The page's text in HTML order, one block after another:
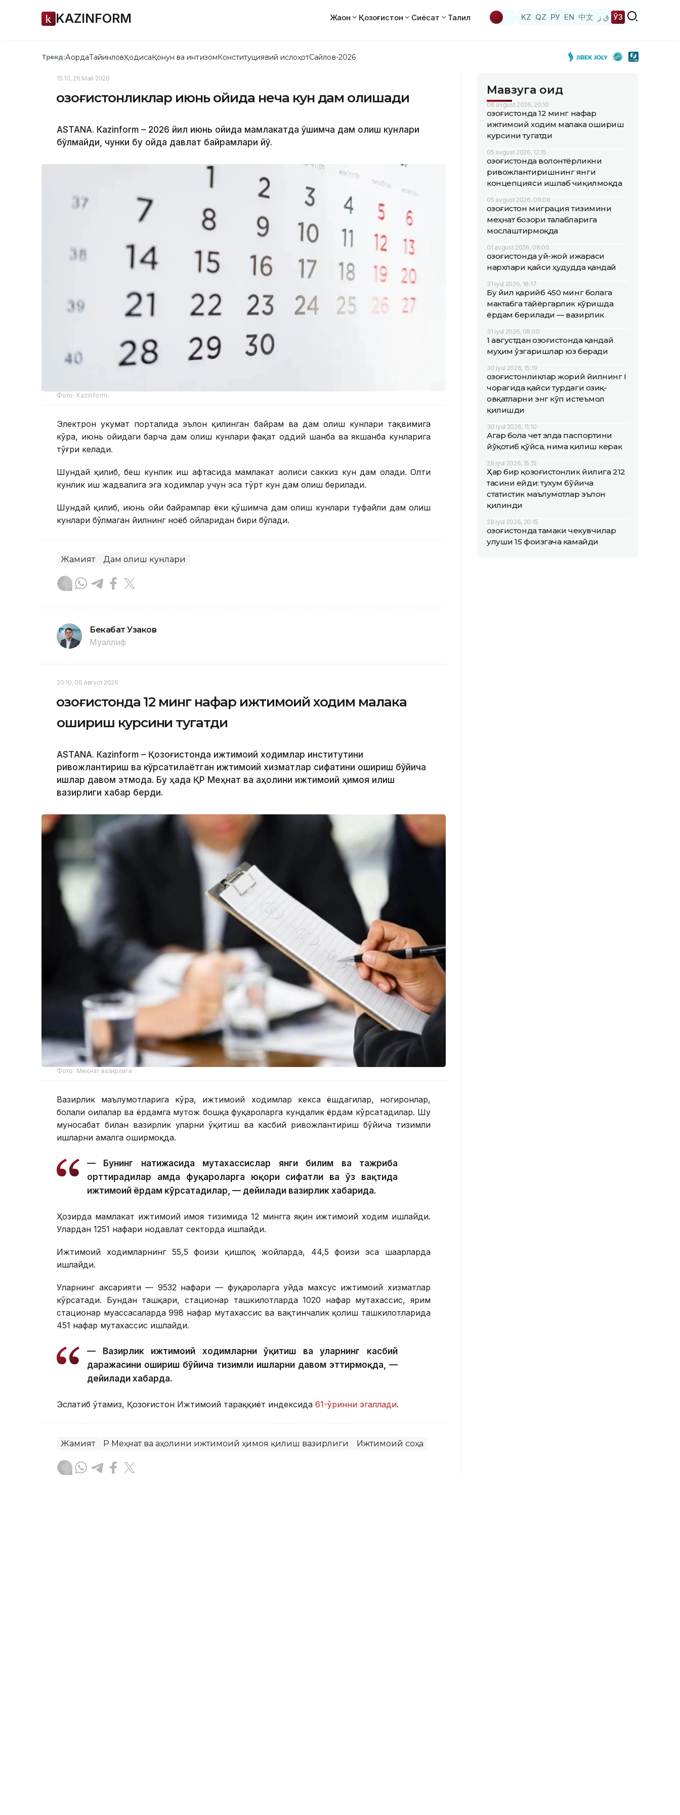
KAZINFORM Жаҳон Қозоғистон Сиёсат Таҳлил KZ QZ РУ EN 中文 ق ز ЎЗ
Тренд:АқордаТайинловҲодисаҚонун ва интизомКонституциявий ислоҳотСайлов-2026
15:10, 26 Май 2026
Қозоғистонликлар июнь ойида неча кун дам олишади
ASTANА. Кazinform – 2026 йил июнь ойида мамлакатда қўшимча дам олиш кунлари
бўлмайди, чунки бу ойда давлат байрамлари йўқ.
Фото: Kazinform
Электрон ҳукумат порталида эълон қилинган байрам ва дам олиш кунлари тақвимига
кўра, июнь ойидаги барча дам олиш кунлари фақат оддий шанба ва якшанба кунларига
тўғри келади.
Шундай қилиб, беш кунлик иш ҳафтасида мамлакат аҳолиси саккиз кун дам олади. Олти
кунлик иш жадвалига эга ходимлар учун эса тўрт кун дам олиш берилади.
Шундай қилиб, июнь ойи байрамлар ёки қўшимча дам олиш кунлари туфайли дам олиш
кунлари бўлмаган йилнинг ноёб ойларидан бири бўлади.
Жамият Дам олиш кунлари
Бекабат Узаков
Муаллиф
20:10, 06 Август 2026
Қозоғистонда 12 минг нафар ижтимоий ходим малака
ошириш курсини тугатди
ASTANА. Кazinform – Қозоғистонда ижтимоий ходимлар институтини
ривожлантириш ва кўрсатилаётган ижтимоий хизматлар сифатини ошириш бўйича
ишлар давом этмоқда. Бу ҳақда ҚР Меҳнат ва аҳолини ижтимоий ҳимоя қилиш
вазирлиги хабар берди.
Фото: Меҳнат вазирлиги
Вазирлик маълумотларига кўра, ижтимоий ходимлар кекса ёшдагилар, ногиронлар,
болали оилалар ва ёрдамга муҳтож бошқа фуқароларга кундалик ёрдам кўрсатадилар. Шу
муносабат билан вазирлик уларни ўқитиш ва касбий ривожлантириш бўйича тизимли
ишларни амалга оширмоқда.
— Бунинг натижасида мутахассислар янги билим ва тажриба
орттирадилар ҳамда фуқароларга юқори сифатли ва ўз вақтида
ижтимоий ёрдам кўрсатадилар, — дейилади вазирлик хабарида.
Ҳозирда мамлакат ижтимоий ҳимоя тизимида 12 мингга яқин ижтимоий ходим ишлайди.
Улардан 1251 нафари нодавлат секторда ишлайди.
Ижтимоий ходимларнинг 55,5 фоизи қишлоқ жойларда, 44,5 фоизи эса шаҳарларда
ишлайди.
Уларнинг аксарияти — 9532 нафари — фуқароларга уйда махсус ижтимоий хизматлар
кўрсатади. Бундан ташқари, стационар ташкилотларда 1020 нафар мутахассис, ярим
стационар муассасаларда 998 нафар мутахассис ва вақтинчалик қолиш ташкилотларида
451 нафар мутахассис ишлайди.
— Вазирлик ижтимоий ходимларни ўқитиш ва уларнинг касбий
даражасини ошириш бўйича тизимли ишларни давом эттирмоқда, —
дейилади хабарда.
Эслатиб ўтамиз, Қозоғистон Ижтимоий тараққиёт индексида 61-ўринни эгаллади.
Жамият ҚР Меҳнат ва аҳолини ижтимоий ҳимоя қилиш вазирлиги Ижтимоий соҳа
Мавзуга оид
06 avgust 2026, 20:10
Қозоғистонда 12 минг нафар
ижтимоий ходим малака ошириш
курсини тугатди
05 avgust 2026, 12:15
Қозоғистонда волонтёрликни
ривожлантиришнинг янги
концепцияси ишлаб чиқилмоқда
05 avgust 2026, 09:08
Қозоғистон миграция тизимини
меҳнат бозори талабларига
мослаштирмоқда
01 avgust 2026, 08:00
Қозоғистонда уй-жой ижараси
нархлари қайси ҳудудда қандай
31 iyul 2026, 18:17
Бу йил қарийб 450 минг болага
мактабга тайёргарлик кўришда
ёрдам берилади — вазирлик
31 iyul 2026, 08:00
1 августдан Қозоғистонда қандай
муҳим ўзгаришлар юз беради
30 iyul 2026, 15:19
Қозоғистонликлар жорий йилнинг I
чорагида қайси турдаги озиқ-
овқатларни энг кўп истеъмол
қилишди
30 iyul 2026, 11:10
Агар бола чет элда паспортини
йўқотиб қўйса, нима қилиш керак
29 iyul 2026, 15:15
Ҳар бир қозоғистонлик йилига 212
тасини ейди: тухум бўйича
статистик маълумотлар эълон
қилинди
28 iyul 2026, 20:15
Қозоғистонда тамаки чекувчилар
улуши 15 фоизгача камайди